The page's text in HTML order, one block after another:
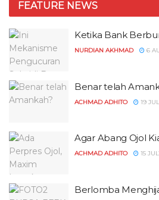
FEATURE NEWS
Ketika Bank
NURDIAN AKHMAD 6
Benar telah
ACHMAD ADHITO 19
Agar Abang Ojol
ACHMAD ADHITO 15
Berlomba